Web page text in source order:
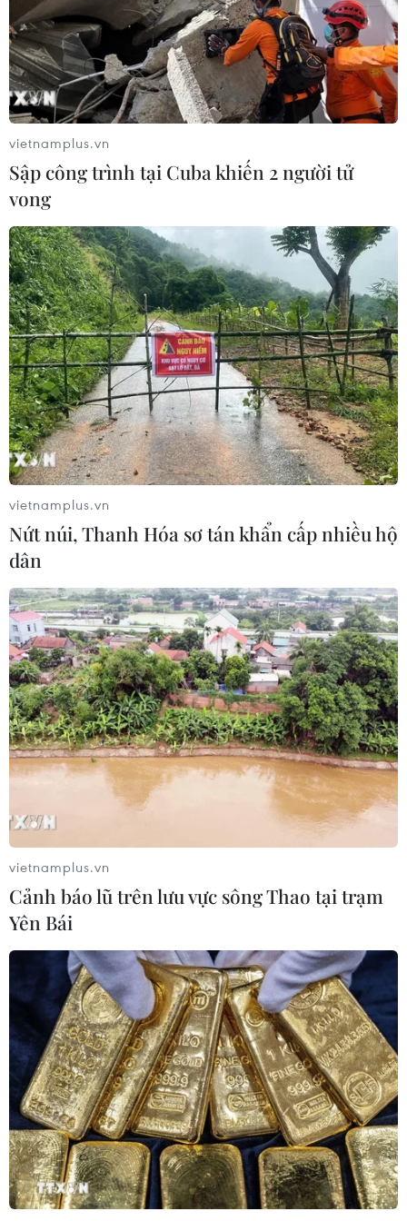
Chọn đúng đầu tàu: Danh mục
doanh nghiệp nhà nước mạnh và bài
toán giao nhiệm vụ
06/08/2026 00:56
Quy định chi tiết về thủ tục cấp phép
thành lập Sở giao dịch hàng hóa
05/08/2026 14:59
Foxconn đạt doanh thu cao kỷ lục
nhờ nhu cầu mạnh đối với AI
05/08/2026 13:41
Hãng Walt Disney ký thỏa thuận
chưa từng có tiền lệ với TikTok
05/08/2026 13:31
Cảng hàng không Quảng Trị tăng
tốc, hướng tới mục tiêu khai thác
cuối năm 2026
05/08/2026 10:59
Thẻ tín dụng Cake 2in1: Cho phép
đặc quyền thiết kế của người dùng
05/08/2026 09:48
Nhà bán lẻ thời trang trực tuyến lớn
nhất châu Âu thu hẹp dự báo lợi
nhuận
05/08/2026 08:55
nền tảng cho thị trường chứng
khoán
05/08/2026 08:44
Công nghệ AI từ OPES gây ấn tượng
tại Vietnam Insurance Summit 2026
05/08/2026 08:10
Từ thương cảng Sài Gòn đến trung
vietnamplus.vn
Sập công trình tại Cuba khiến 2 người tử
vong
vietnamplus.vn
Nứt núi, Thanh Hóa sơ tán khẩn cấp nhiều hộ
dân
vietnamplus.vn
Cảnh báo lũ trên lưu vực sông Thao tại trạm
Yên Bái